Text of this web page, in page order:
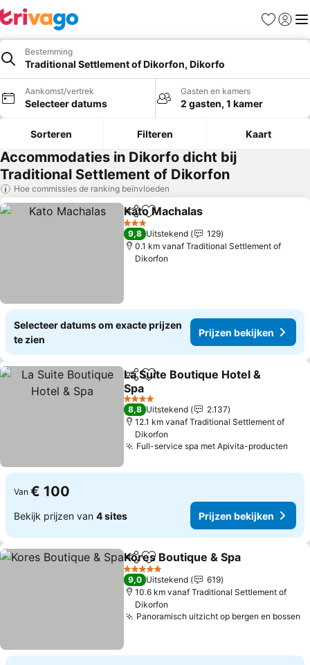
Favorieten
Bestemming
Traditional Settlement of Dikorfon, Dikorfo
Aankomst/vertrek
Selecteer datums
Gasten en kamers
2 gasten, 1 kamer
Sorteren Filteren Kaart
Accommodaties in Dikorfo dicht bij
Traditional Settlement of Dikorfon
Hoe commissies de ranking beïnvloeden
DelenToevoegen aan favorieten
Kato Machalas
3 Sterren
9,8 Uitstekend
129
0.1 km vanaf Traditional Settlement of
Dikorfon
Selecteer datums om exacte prijzen
te zien
Prijzen bekijken
DelenToevoegen aan favorieten
La Suite Boutique Hotel &
Spa
Prijzen bekijken
4 Sterren
8,8 Uitstekend
2.137
12.1 km vanaf Traditional Settlement of
Dikorfon
Full-service spa met Apivita-producten
Van € 100
Bekijk prijzen van 4 sites Prijzen bekijken
DelenToevoegen aan favorieten
Kores Boutique & Spa
5 Sterren
9,0 Uitstekend
619
10.6 km vanaf Traditional Settlement of
Dikorfon
Panoramisch uitzicht op bergen en bossen